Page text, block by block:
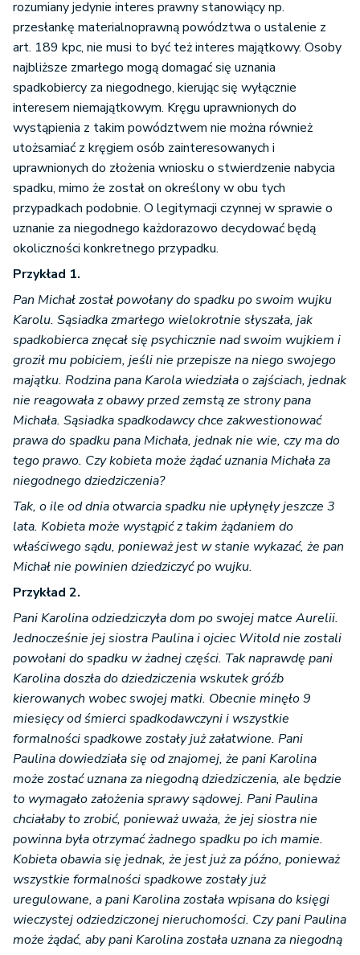
rozumiany jedynie interes prawny stanowiący np.
przesłankę materialnoprawną powództwa o ustalenie z
art. 189 kpc, nie musi to być też interes majątkowy. Osoby
najbliższe zmarłego mogą domagać się uznania
spadkobiercy za niegodnego, kierując się wyłącznie
interesem niemajątkowym. Kręgu uprawnionych do
wystąpienia z takim powództwem nie można również
utożsamiać z kręgiem osób zainteresowanych i
uprawnionych do złożenia wniosku o stwierdzenie nabycia
spadku, mimo że został on określony w obu tych
przypadkach podobnie. O legitymacji czynnej w sprawie o
uznanie za niegodnego każdorazowo decydować będą
okoliczności konkretnego przypadku.
Przykład 1.
Pan Michał został powołany do spadku po swoim wujku
Karolu. Sąsiadka zmarłego wielokrotnie słyszała, jak
spadkobierca znęcał się psychicznie nad swoim wujkiem i
groził mu pobiciem, jeśli nie przepisze na niego swojego
majątku. Rodzina pana Karola wiedziała o zajściach, jednak
nie reagowała z obawy przed zemstą ze strony pana
Michała. Sąsiadka spadkodawcy chce zakwestionować
prawa do spadku pana Michała, jednak nie wie, czy ma do
tego prawo. Czy kobieta może żądać uznania Michała za
niegodnego dziedziczenia?
Tak, o ile od dnia otwarcia spadku nie upłynęły jeszcze 3
lata. Kobieta może wystąpić z takim żądaniem do
właściwego sądu, ponieważ jest w stanie wykazać, że pan
Michał nie powinien dziedziczyć po wujku.
Przykład 2.
Pani Karolina odziedziczyła dom po swojej matce Aurelii.
Jednocześnie jej siostra Paulina i ojciec Witold nie zostali
powołani do spadku w żadnej części. Tak naprawdę pani
Karolina doszła do dziedziczenia wskutek gróźb
kierowanych wobec swojej matki. Obecnie minęło 9
miesięcy od śmierci spadkodawczyni i wszystkie
formalności spadkowe zostały już załatwione. Pani
Paulina dowiedziała się od znajomej, że pani Karolina
może zostać uznana za niegodną dziedziczenia, ale będzie
to wymagało założenia sprawy sądowej. Pani Paulina
chciałaby to zrobić, ponieważ uważa, że jej siostra nie
powinna była otrzymać żadnego spadku po ich mamie.
Kobieta obawia się jednak, że jest już za późno, ponieważ
wszystkie formalności spadkowe zostały już
uregulowane, a pani Karolina została wpisana do księgi
wieczystej odziedziczonej nieruchomości. Czy pani Paulina
może żądać, aby pani Karolina została uznana za niegodną